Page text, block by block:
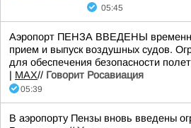
05:45
Аэропорт ПЕНЗА ВВЕДЕНЫ
прием и выпуск воздушных судов.
для обеспечения безопасности
| MАХ// Говорит Росавиация
05:39
В аэропорту Пензы вновь введены